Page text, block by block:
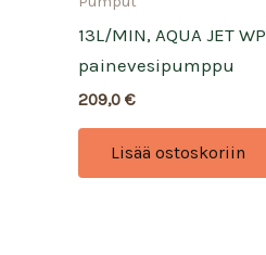
13L/MIN, AQUA JET
painevesipumppu
209,0 €
Lisää ostoskoriin